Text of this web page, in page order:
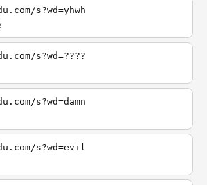
s?wd=yhwh
s?wd=????
s?wd=damn
s?wd=evil